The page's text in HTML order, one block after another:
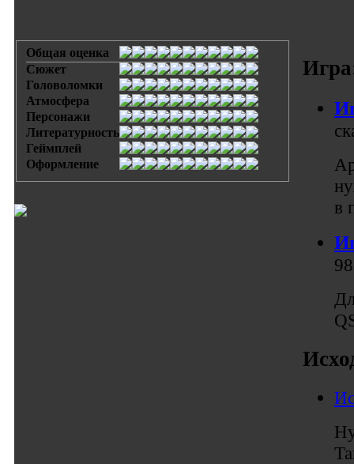
Общая оценка
Сюжет
Головоломки
Атмосфера
Персонажи
Литературность
Геймплей
Оформление
в